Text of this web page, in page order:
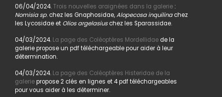
06/04/2024.Trois nouvelles araignées dans la galerie:
Nomisia sp. chez les Gnaphosidae,Alopecosa inquilinachez
les Lycosidae et Olios argelasiuschez les Sparassidae.
04/03/2024. La page des Coléoptères Mordellidaede la
galerie propose un pdf téléchargeable pour aider à leur
détermination.
04/03/2024. La page des Coléoptères Histeridae de la
galeriepropose 2 clés en lignes et 4 pdf téléchargeables
pour vous aider à les déterminer.